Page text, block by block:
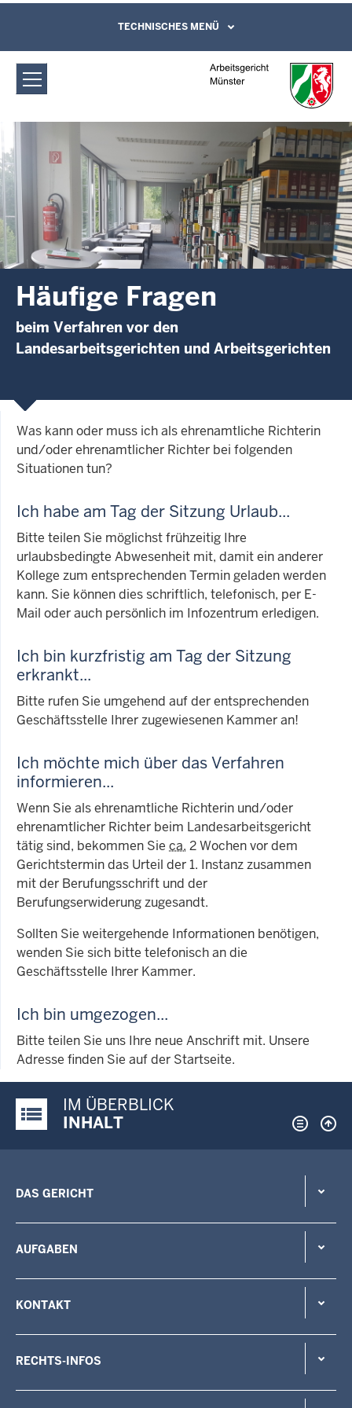
Arbeitsgericht Münster: Häufige Fragen
Direkt zum Inhalt
Leichte Sprache, Gebärdensprachenvideo
und Kontaktformular
TECHNISCHES MENÜ
Häufige Fragen
beim Verfahren vor den
Landesarbeitsgerichten und Arbeitsgerichten
Was kann oder muss ich als ehrenamtliche Richterin
und/oder ehrenamtlicher Richter bei folgenden
Situationen tun?
Ich habe am Tag der Sitzung Urlaub...
Bitte teilen Sie möglichst frühzeitig Ihre
urlaubsbedingte Abwesenheit mit, damit ein anderer
Kollege zum entsprechenden Termin geladen werden
kann. Sie können dies schriftlich, telefonisch, per E-
Mail oder auch persönlich im Infozentrum erledigen.
Ich bin kurzfristig am Tag der Sitzung
erkrankt...
Bitte rufen Sie umgehend auf der entsprechenden
Geschäftsstelle Ihrer zugewiesenen Kammer an!
Ich möchte mich über das Verfahren
informieren...
Wenn Sie als ehrenamtliche Richterin und/oder
ehrenamtlicher Richter beim Landesarbeitsgericht
tätig sind, bekommen Sie ca. 2 Wochen vor dem
Gerichtstermin das Urteil der 1. Instanz zusammen
mit der Berufungsschrift und der
Berufungserwiderung zugesandt.
Sollten Sie weitergehende Informationen benötigen,
wenden Sie sich bitte telefonisch an die
Geschäftsstelle Ihrer Kammer.
Ich bin umgezogen...
Bitte teilen Sie uns Ihre neue Anschrift mit. Unsere
Adresse finden Sie auf der Startseite.
Justiz-Portal im Überblick:
IM ÜBERBLICK
INHALT
DAS GERICHT
AUFGABEN
KONTAKT
RECHTS-INFOS